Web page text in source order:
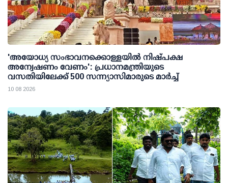
'അയോധ്യ സംഭാവനക്കൊള്ളയില്‍ നിഷ്പക്ഷ
അന്വേഷണം വേണം': പ്രധാനമന്ത്രിയുടെ
വസതിയിലേക്ക് 500 സന്ന്യാസിമാരുടെ മാര്‍ച്ച്
10 08 2026